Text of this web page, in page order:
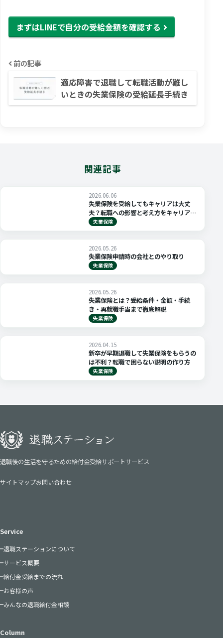
まずはLINEで自分の受給金額を確認する
前の記事
適応障害で退職して転職活動が難し
いときの失業保険の受給延長手続き
関連記事
2026.06.06
失業保険を受給してもキャリアは大丈
夫？転職への影響と考え方をキャリアコ
ンサルタントが解説
失業保険
2026.05.26
失業保険申請時の会社とのやり取り
失業保険
2026.05.26
失業保険とは？受給条件・金額・手続
き・再就職手当まで徹底解説
失業保険
2026.04.15
新卒が早期退職して失業保険をもらうの
は不利？転職で困らない説明の作り方
失業保険
退職後の生活を守るための給付金受給サポートサービス
サイトマップお問い合わせ
Service
退職ステーションについて
サービス概要
給付金受給までの流れ
お客様の声
みんなの退職給付金相談
Column